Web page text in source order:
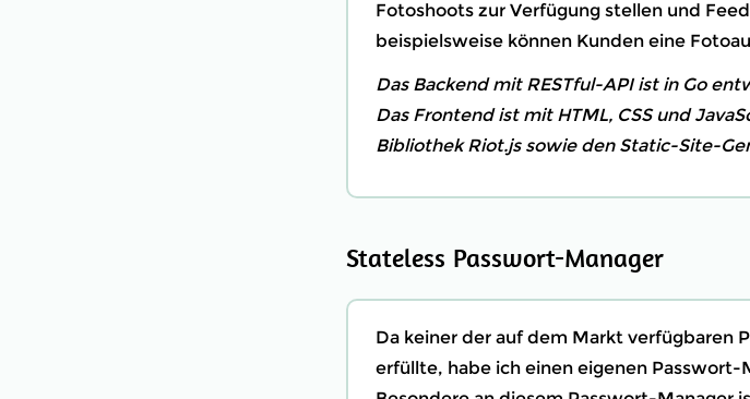
Fotoshoots zur Verfügung stellen und
beispielsweise können Kunden eine
Das Backend mit RESTful-API ist in Go
Das Frontend ist mit HTML, CSS und
Bibliothek Riot.js sowie den Static-Site-
Stateless Passwort-Manager
Da keiner der auf dem Markt verfügbaren
erfüllte, habe ich einen eigenen